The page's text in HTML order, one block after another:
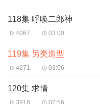
118集 呼唤二郎神
4067 03:00
119集 另类造型
4271 03:06
120集 求情
3918 02:56